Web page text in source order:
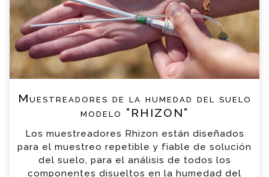
Muestreadores de la humedad del suelo
modelo ”RHIZON”
Los muestreadores Rhizon están diseñados
para el muestreo repetible y fiable de solución
del suelo, para el análisis de todos los
componentes disueltos en la humedad del
breve
Nombre
*
Email
*
Teléfono
*
Empresa
*